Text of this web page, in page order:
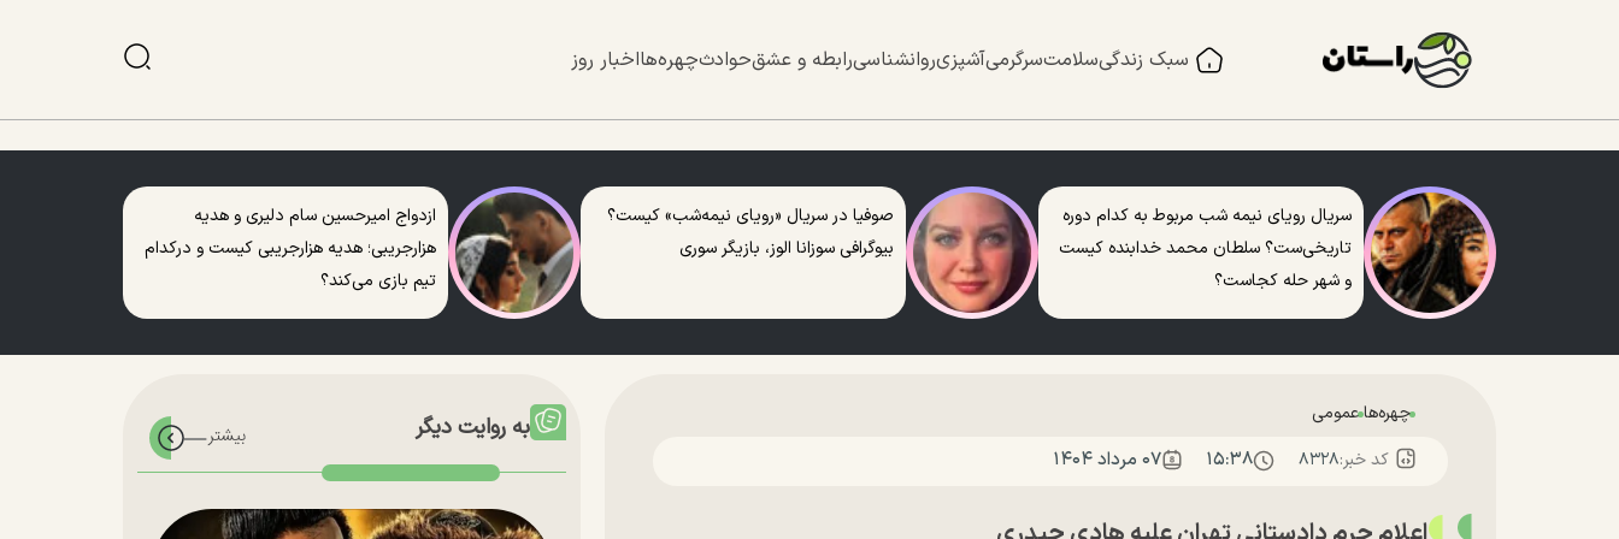
سبک زندگیسلامتسرگرمیآشپزیروانشناسیرابطه و عشقحوادثچهره‌هااخبار روز
سریال رویای نیمه شب مربوط به کدام دوره
تاریخی‌ست؟ سلطان محمد خدابنده کیست
و شهر حله کجاست؟
صوفیا در سریال «رویای نیمه‌شب» کیست؟
بیوگرافی سوزانا الوز، بازیگر سوری
ازدواج امیرحسین سام دلیری و هدیه
هزارجریبی؛ هدیه هزارجریبی کیست و درکدام
تیم بازی می‌کند؟
چهره‌هاعمومی
کد خبر:۸۳۲۸ ۱۵:۳۸ ۰۷ مرداد ۱۴۰۴
به روایت دیگر